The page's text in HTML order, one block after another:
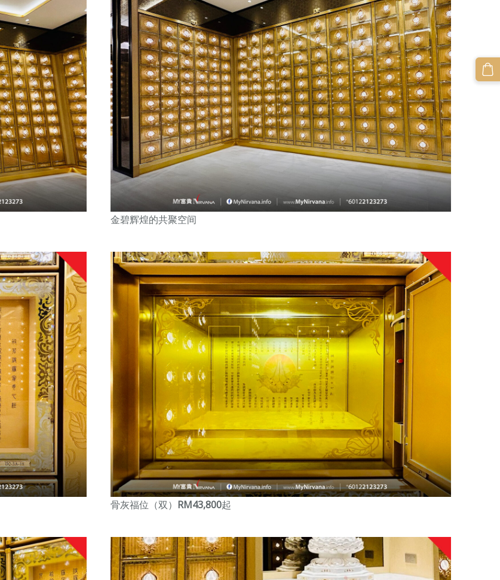
金碧辉煌的共聚空间
骨灰福位（双） RM43,800起